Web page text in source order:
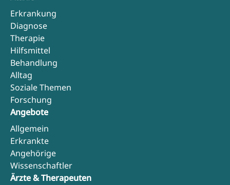
Erkrankung
Diagnose
Therapie
Hilfsmittel
Behandlung
Alltag
Soziale Themen
Forschung
Angebote
Allgemein
Erkrankte
Angehörige
Wissenschaftler
Ärzte & Therapeuten